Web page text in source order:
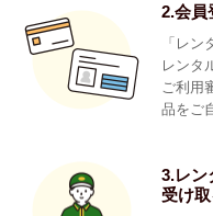
2.会員
「レ
レンタ
ご利用
品をご
3.レン
受け